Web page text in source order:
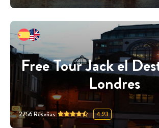
Free Tour Jack el
Londres
2756Reseñas 4.93